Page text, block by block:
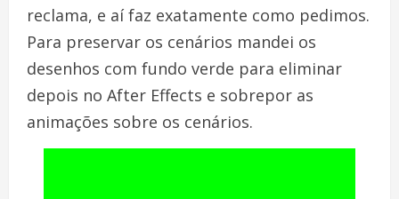
reclama, e aí faz exatamente como pedimos.
Para preservar os cenários mandei os
desenhos com fundo verde para eliminar
depois no After Effects e sobrepor as
animações sobre os cenários.